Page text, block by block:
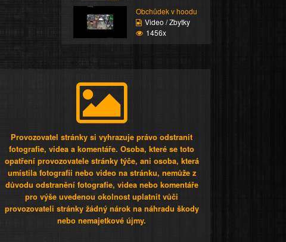
Obchůdek v hoodu
Video / Zbytky
1456x
Provozovatel stránky si vyhrazuje právo odstranit
fotografie, videa a komentáře. Osoba, které se toto
opatření provozovatele stránky týče, ani osoba, která
umístila fotografii nebo video na stránku, nemůže z
důvodu odstranění fotografie, videa nebo komentáře
pro výše uvedenou okolnost uplatnit vůči
provozovateli stránky žádný nárok na náhradu škody
nebo nemajetkové újmy.